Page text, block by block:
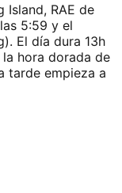
Island, RAE de
5:59 y el
El día dura 13h
hora dorada de
tarde empieza a